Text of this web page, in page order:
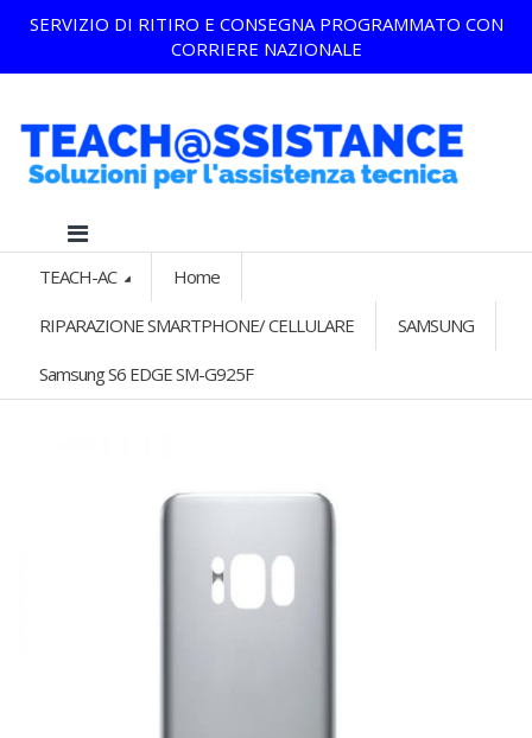
SERVIZIO DI RITIRO E CONSEGNA PROGRAMMATO CON
CORRIERE NAZIONALE
TEACH-AC Home
RIPARAZIONE SMARTPHONE/ CELLULARE SAMSUNG
Samsung S6 EDGE SM-G925F